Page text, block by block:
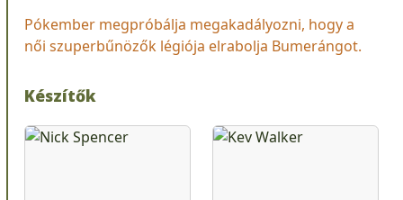
Pókember megpróbálja megakadályozni, hogy a
női szuperbűnözők légiója elrabolja Bumerángot.
Készítők